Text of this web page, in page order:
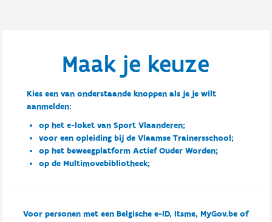
Maak je keuze
Kies een van onderstaande knoppen als je je wilt
aanmelden:
op het e-loket van Sport Vlaanderen;
voor een opleiding bij de Vlaamse Trainersschool;
op het beweegplatform Actief Ouder Worden;
op de Multimovebibliotheek;
Voor personen met een Belgische e-ID, Itsme, MyGov.be of